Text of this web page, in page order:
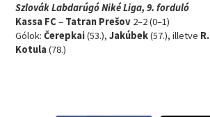
Szlovák Labdarúgó Niké Liga, 9. forduló
Kassa FC– Tatran Prešov 2–2 (0–1)
Gólok:Čerepkai(53.),Jakúbek(57.), illetve
Kotula(78.)